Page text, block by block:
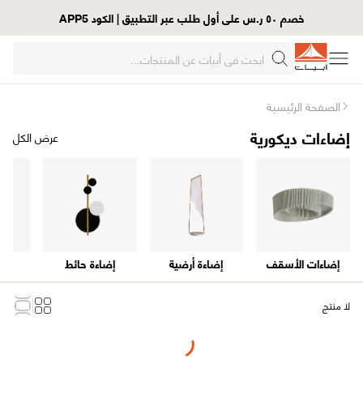
خصم ٥٠ ر.س على أول طلب عبر التطبيق | الكود APP5
الصفحة الرئيسية
إضاءات ديكورية عرض الكل
إضاءات الأسقف إضاءة أرضية إضاءة حائط
لا منتج